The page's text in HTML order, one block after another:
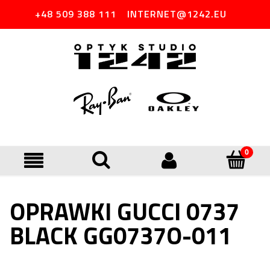
+48 509 388 111 INTERNET@1242.EU
OPRAWKI GUCCI 0737
BLACK GG0737O-011